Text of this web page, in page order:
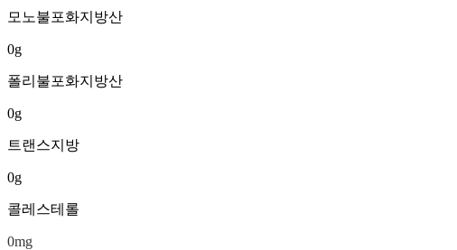
모노불포화지방산
0g
폴리불포화지방산
0g
트랜스지방
0g
콜레스테롤
0mg